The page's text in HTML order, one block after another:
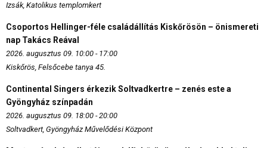
Izsák, Katolikus templomkert
Csoportos Hellinger-féle családállítás Kiskőrösön – önismereti
nap Takács Reával
2026. augusztus 09. 10:00 - 17:00
Kiskőrös, Felsőcebe tanya 45.
Continental Singers érkezik Soltvadkertre – zenés este a
Gyöngyház színpadán
2026. augusztus 09. 18:00 - 20:00
Soltvadkert, Gyöngyház Művelődési Központ